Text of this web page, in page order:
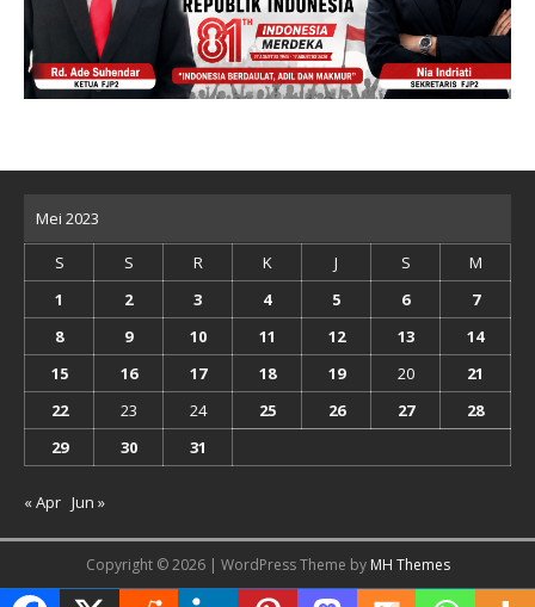
Mei 2023
S S R K J S
M
1
2 3 4 5 6
7
8
9 10 11 12 13
14
15
16 17 18 19 20
21
22
23 24 25 26 27
28
29
30 31
« Apr Jun »
Copyright © 2026 | WordPress Theme by MH Themes